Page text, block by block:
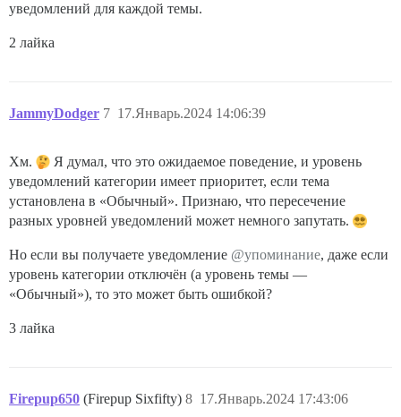
уведомлений для каждой темы.
2 лайка
JammyDodger 17.Январь.2024 14:06:39
7
Хм.
Я думал, что это ожидаемое поведение, и уровень
уведомлений категории имеет приоритет, если тема
установлена в «Обычный». Признаю, что пересечение
разных уровней уведомлений может немного запутать.
Но если вы получаете уведомление @упоминание, даже если
уровень категории отключён (а уровень темы —
«Обычный»), то это может быть ошибкой?
3 лайка
Firepup650 (Firepup Sixfifty) 17.Январь.2024 17:43:06
8